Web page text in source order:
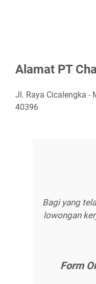
Alаmаt PT
Jl. Rауа Cісаlеngkа -
40396
Bagi yang
lowongan
Fоrm